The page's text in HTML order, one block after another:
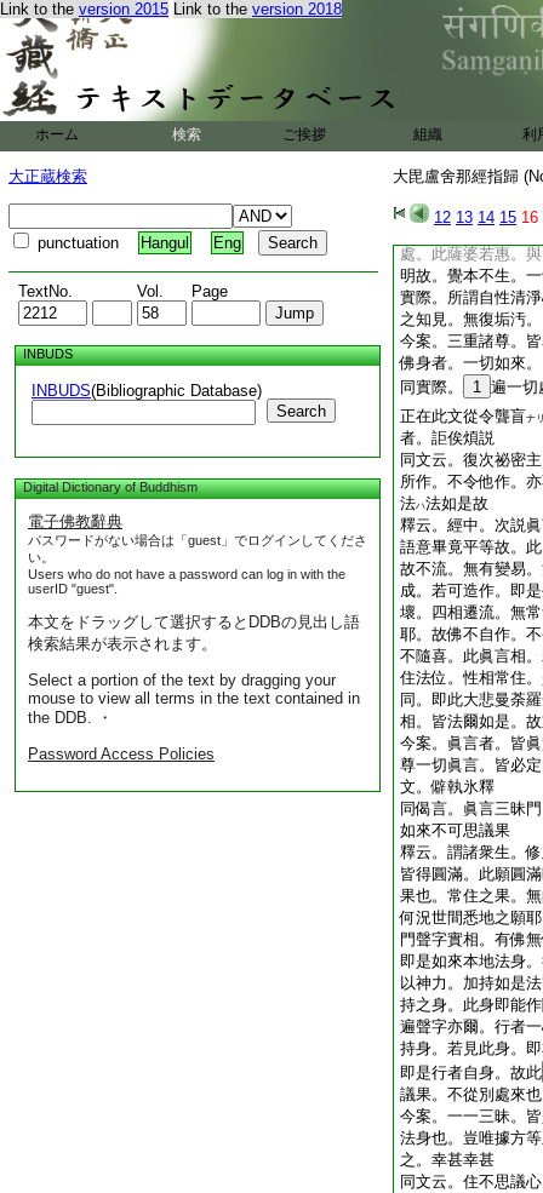
Link to the version 2015 Link to the version 2018
ホーム 検索 ご挨拶 組織 利
大正蔵検索
punctuation Hangul Eng
TextNo. Vol. Page
INBUDS
INBUDS(Bibliographic Database)
Search
Digital Dictionary of Buddhism
電子佛教辭典
パスワードがない場合は「guest」でログインしてくださ
い。
Users who do not have a password can log in with the
userID "guest".
本文をドラッグして選択するとDDBの見出し語
検索結果が表示されます。
Select a portion of the text by dragging your
mouse to view all terms in the text contained in
the DDB. ・
Password Access Policies
大毘盧舍那經指歸
12 13 14 15 16
海微塵等諸三昧門
無量衆生故。名一
世尊遍觀察已。了
體。皆是佛乘。復
言道。從此已下。
即是佛。佛自證法
本不生際。於一切過
滅因縁。如淨虚空
處。此薩婆若惠。
明故。覺本不生。
實際。所謂自性清
之知見。無復垢汚
今案。三重諸尊。
佛身者。一切如來
同實際。
1 遍一切
正在此文從令聾盲ナ
者。詎俟煩説
同文云。復次祕密
所作。不令他作。
法ハ法如是故
釋云。經中。次説
語意畢竟平等故。
故不流。無有變易
成。若可造作。即
壞。四相遷流。無
耶。故佛不自作。
不隨喜。此眞言相
住法位。性相常住
同。即此大悲曼荼
相。皆法爾如是。
今案。眞言者。皆
尊一切眞言。皆必
文。僻執氷釋
同偈言。眞言三昧
如來不可思議果
釋云。謂諸衆生。
皆得圓滿。此願圓
果也。常住之果。
何況世間悉地之願
門聲字實相。有佛
即是如來本地法身
以神力。加持如是
持之身。此身即能
遍聲字亦爾。行者
持身。若見此身。
即是行者自身。故此
議果。不從別處來也
今案。一一三昧。
法身也。豈唯據方
之。幸甚幸甚
同文云。住不思議